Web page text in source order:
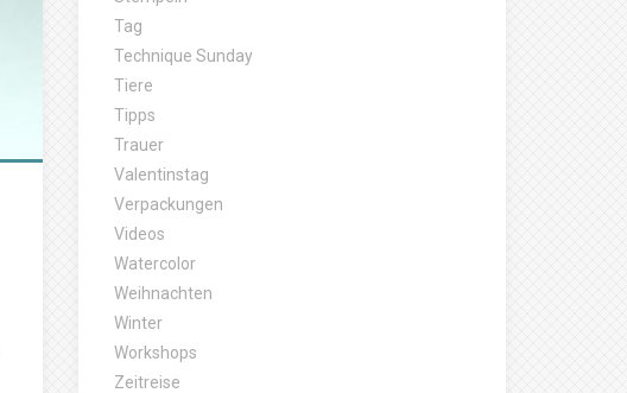
Tag
Technique Sunday
Tiere
Tipps
Trauer
Valentinstag
Verpackungen
Videos
Watercolor
Weihnachten
Winter
Workshops
Zeitreise